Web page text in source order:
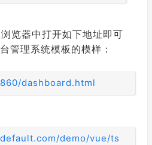
览器中打开如下地址即可
管理系统模板的模样：
dashboard.html
demo/vue/ts